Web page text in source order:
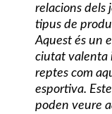
relacions dels
tipus de
Aquest és un
ciutat valenta
reptes com
esportiva.
poden veure